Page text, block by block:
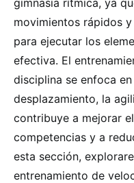
gimnasia rítmica, ya
movimientos rápidos
para ejecutar los
efectiva. El
disciplina se enfoca
desplazamiento, la
contribuye a mejorar
competencias y a
esta sección,
entrenamiento de